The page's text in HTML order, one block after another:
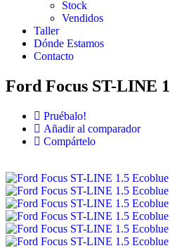
Stock
Vendidos
Taller
Dónde Estamos
Contacto
Ford Focus ST-LINE
Pruébalo!
Añadir al comparador
Compártelo